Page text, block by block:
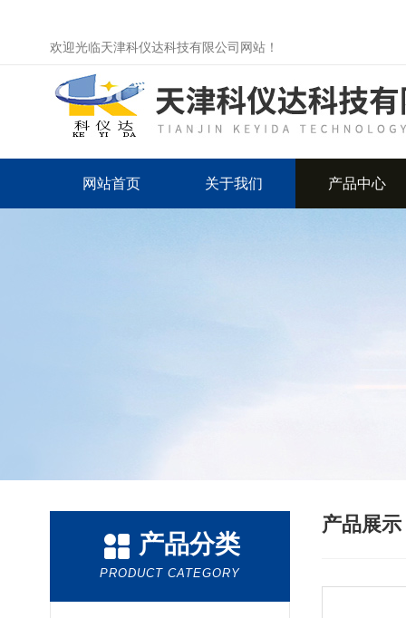
欢迎光临天津科仪达科技有限公司网站！
网站首页 关于我们 产品中心
产品分类
PRODUCT CATEGORY
产品展示